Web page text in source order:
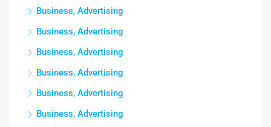
Business, Advertising
Business, Advertising
Business, Advertising
Business, Advertising
Business, Advertising
Business, Advertising